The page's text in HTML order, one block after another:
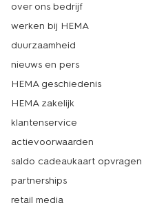
over ons bedrijf
werken bij HEMA
duurzaamheid
nieuws en pers
HEMA geschiedenis
HEMA zakelijk
klantenservice
actievoorwaarden
saldo cadeaukaart opvragen
partnerships
retail media